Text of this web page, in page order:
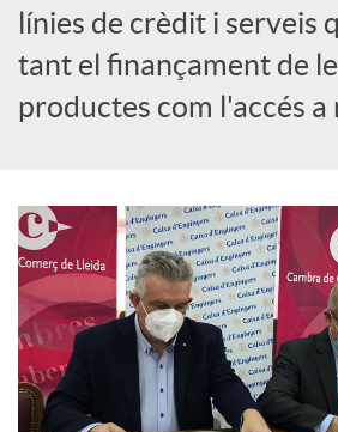
c
i
l
s
línies de crèdit i serveis
tant el finançament de
productes com l'accés a